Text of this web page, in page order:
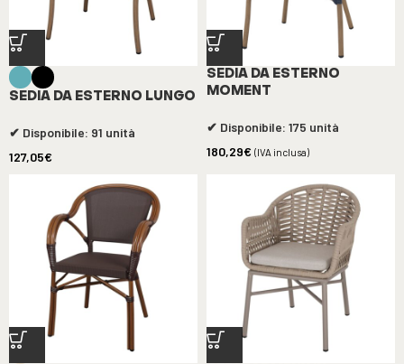
SEDIA DA ESTERNO LUNGO
✔ Disponibile: 91 unità
127,05€
SEDIA DA ESTERNO
MOMENT
✔ Disponibile: 175 unità
180,29€ (IVA inclusa)